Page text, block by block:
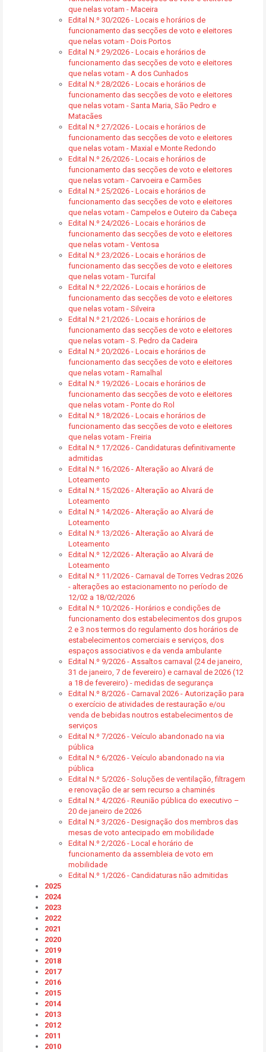
que nelas votam - Maceira
Edital N.º 30/2026 - Locais e horários de
funcionamento das secções de voto e eleitores
que nelas votam - Dois Portos
Edital N.º 29/2026 - Locais e horários de
funcionamento das secções de voto e eleitores
que nelas votam - A dos Cunhados
Edital N.º 28/2026 - Locais e horários de
funcionamento das secções de voto e eleitores
que nelas votam - Santa Maria, São Pedro e
Matacães
Edital N.º 27/2026 - Locais e horários de
funcionamento das secções de voto e eleitores
que nelas votam - Maxial e Monte Redondo
Edital N.º 26/2026 - Locais e horários de
funcionamento das secções de voto e eleitores
que nelas votam - Carvoeira e Carmões
Edital N.º 25/2026 - Locais e horários de
funcionamento das secções de voto e eleitores
que nelas votam - Campelos e Outeiro da Cabeça
Edital N.º 24/2026 - Locais e horários de
funcionamento das secções de voto e eleitores
que nelas votam - Ventosa
Edital N.º 23/2026 - Locais e horários de
funcionamento das secções de voto e eleitores
que nelas votam - Turcifal
Edital N.º 22/2026 - Locais e horários de
funcionamento das secções de voto e eleitores
que nelas votam - Silveira
Edital N.º 21/2026 - Locais e horários de
funcionamento das secções de voto e eleitores
que nelas votam - S. Pedro da Cadeira
Edital N.º 20/2026 - Locais e horários de
funcionamento das secções de voto e eleitores
que nelas votam - Ramalhal
Edital N.º 19/2026 - Locais e horários de
funcionamento das secções de voto e eleitores
que nelas votam - Ponte do Rol
Edital N.º 18/2026 - Locais e horários de
funcionamento das secções de voto e eleitores
que nelas votam - Freiria
Edital N.º 17/2026 - Candidaturas definitivamente
admitidas
Edital N.º 16/2026 - Alteração ao Alvará de
Loteamento
Edital N.º 15/2026 - Alteração ao Alvará de
Loteamento
Edital N.º 14/2026 - Alteração ao Alvará de
Loteamento
Edital N.º 13/2026 - Alteração ao Alvará de
Loteamento
Edital N.º 12/2026 - Alteração ao Alvará de
Loteamento
Edital N.º 11/2026 - Carnaval de Torres Vedras 2026
- alterações ao estacionamento no período de
12/02 a 18/02/2026
Edital N.º 10/2026 - Horários e condições de
funcionamento dos estabelecimentos dos grupos
2 e 3 nos termos do regulamento dos horários de
estabelecimentos comerciais e serviços, dos
espaços associativos e da venda ambulante
Edital N.º 9/2026 - Assaltos carnaval (24 de janeiro,
31 de janeiro, 7 de fevereiro) e carnaval de 2026 (12
a 18 de fevereiro) - medidas de segurança
Edital N.º 8/2026 - Carnaval 2026 - Autorização para
o exercício de atividades de restauração e/ou
venda de bebidas noutros estabelecimentos de
serviços
Edital N.º 7/2026 - Veículo abandonado na via
pública
Edital N.º 6/2026 - Veículo abandonado na via
pública
Edital N.º 5/2026 - Soluções de ventilação, filtragem
e renovação de ar sem recurso a chaminés
Edital N.º 4/2026 - Reunião pública do executivo –
20 de janeiro de 2026
Edital N.º 3/2026 - Designação dos membros das
mesas de voto antecipado em mobilidade
Edital N.º 2/2026 - Local e horário de
funcionamento da assembleia de voto em
mobilidade
Edital N.º 1/2026 - Candidaturas não admitidas
2025
2024
2023
2022
2021
2020
2019
2018
2017
2016
2015
2014
2013
2012
2011
2010